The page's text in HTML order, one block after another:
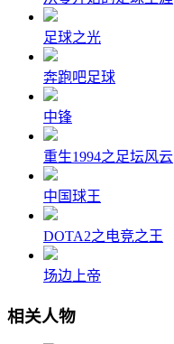
足球之光
奔跑吧足球
中锋
重生1994之足坛风云
中国球王
DOTA2之电竞之王
场边上帝
相关人物